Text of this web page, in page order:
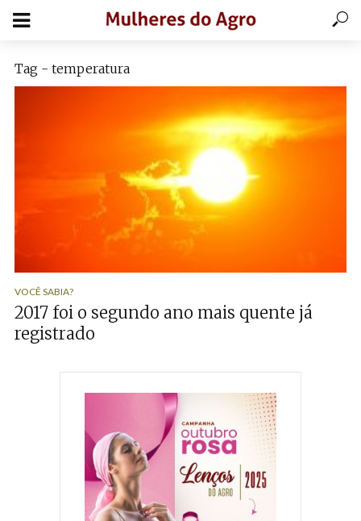
Tag - temperatura
VOCÊ SABIA?
2017 foi o segundo ano mais quente já
registrado